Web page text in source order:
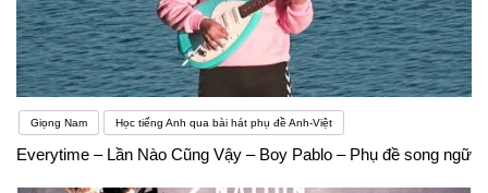
Giọng Nam Học tiếng Anh qua bài hát phụ đề Anh-Việt
Everytime – Lần Nào Cũng Vậy – Boy Pablo – Phụ đề song ngữ